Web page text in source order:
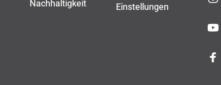
Nachhaltigkeit
Einstellungen